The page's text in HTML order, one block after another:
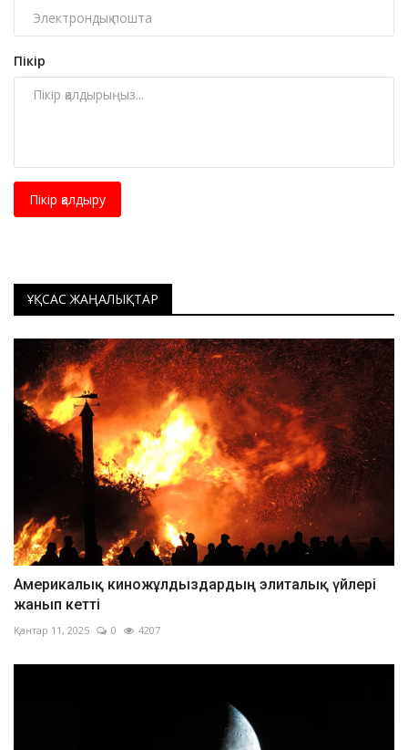
Пікір
Пікір қалдыру
ҰҚСАС ЖАҢАЛЫҚТАР
Америкалық киножұлдыздардың элиталық үйлері
жанып кетті
Қантар 11, 2025 0 4207